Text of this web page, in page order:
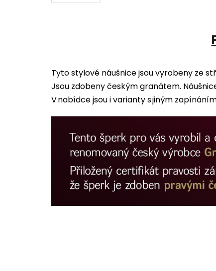
Tyto stylové náušnice jsou vyrobeny ze
Jsou zdobeny českým granátem.
V nabídce jsou i varianty s jiným